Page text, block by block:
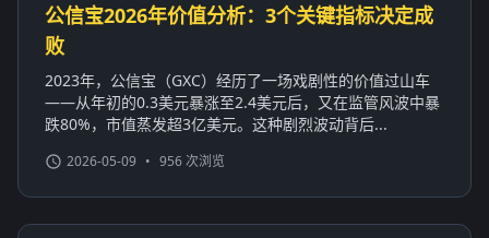
公信宝2026年价值分析：3个关键指标决定成
败
2023年，公信宝（GXC）经历了一场戏剧性的价值过山车
——从年初的0.3美元暴涨至2.4美元后，又在监管风波中暴
跌80%，市值蒸发超3亿美元。这种剧烈波动背后...
2026-05-09 • 956 次浏览